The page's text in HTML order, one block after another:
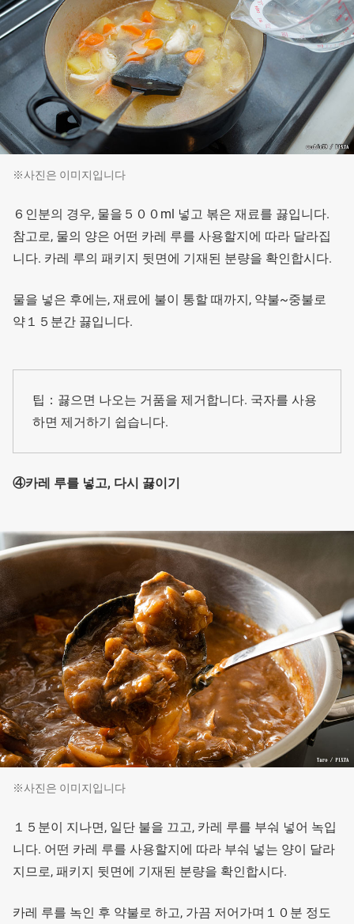
※사진은 이미지입니다
６인분의 경우, 물을５００ml 넣고 볶은 재료를 끓입니다.
참고로, 물의 양은 어떤 카레 루를 사용할지에 따라 달라집
니다. 카레 루의 패키지 뒷면에 기재된 분량을 확인합시다.
물을 넣은 후에는, 재료에 불이 통할 때까지, 약불~중불로
약１５분간 끓입니다.
팁：끓으면 나오는 거품을 제거합니다. 국자를 사용
하면 제거하기 쉽습니다.
④카레 루를 넣고, 다시 끓이기
※사진은 이미지입니다
１５분이 지나면, 일단 불을 끄고, 카레 루를 부숴 넣어 녹입
니다. 어떤 카레 루를 사용할지에 따라 부숴 넣는 양이 달라
지므로, 패키지 뒷면에 기재된 분량을 확인합시다.
카레 루를 녹인 후 약불로 하고, 가끔 저어가며１０분 정도